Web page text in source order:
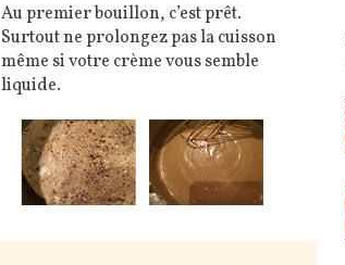
Au premier bouillon, c’est prêt.
Surtout ne prolongez pas la cuisson
même si votre crème vous semble
liquide.